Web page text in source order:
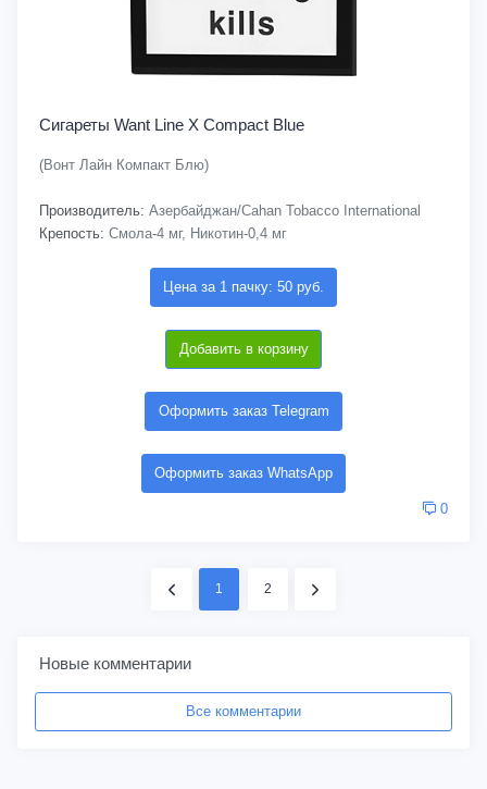
Сигареты Want Line X Compact Blue
(Вонт Лайн Компакт Блю)
Производитель: Азербайджан/Cahan Tobacco International
Крепость: Смола-4 мг, Никотин-0,4 мг
Цена за 1 пачку: 50 руб.
Добавить в корзину
Оформить заказ Telegram
Оформить заказ WhatsApp
0
1 2
Новые комментарии
Все комментарии